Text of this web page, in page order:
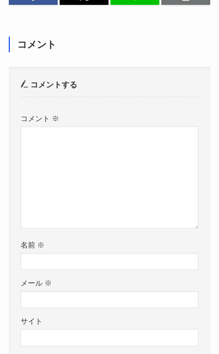
コメント
コメントする
コメント ※
名前 ※
メール ※
サイト